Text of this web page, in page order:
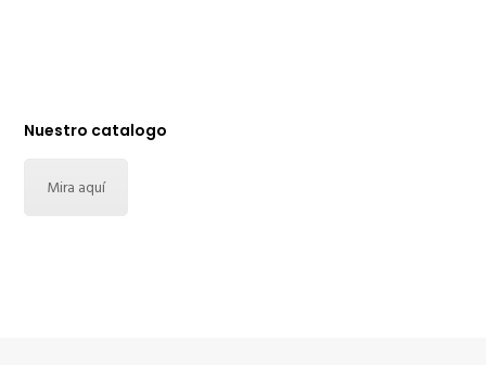
Nuestro catalogo
Mira aquí